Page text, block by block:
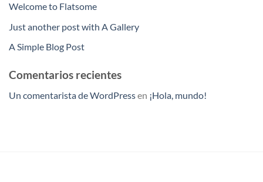
Welcome to Flatsome
Just another post with A Gallery
A Simple Blog Post
Comentarios recientes
Un comentarista de WordPressen ¡Hola, mundo!